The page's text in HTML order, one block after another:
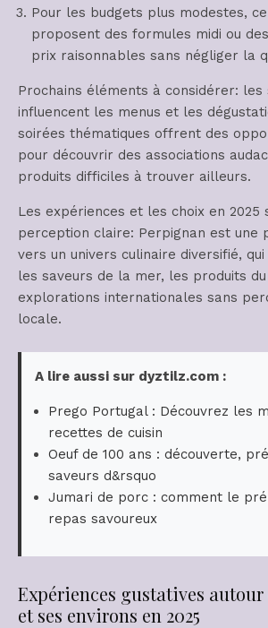
Pour les budgets plus modestes,
proposent des formules midi ou
prix raisonnables sans négliger la
Prochains éléments à considérer: les
influencent les menus et les
soirées thématiques offrent des
pour découvrir des associations
produits difficiles à trouver ailleurs.
Les expériences et les choix en 2025
perception claire: Perpignan est une
vers un univers culinaire diversifié,
les saveurs de la mer, les produits
explorations internationales sans
locale.
A lire aussi sur dyztilz.com :
Prego Portugal : Découvrez les
recettes de cuisin
Oeuf de 100 ans : découverte,
saveurs d&rsquo
Jumari de porc : comment le
repas savoureux
Expériences gustatives
et ses environs en 2025